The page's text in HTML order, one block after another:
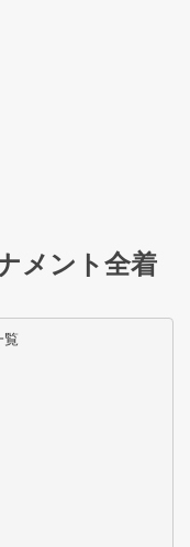
メント全着
覧